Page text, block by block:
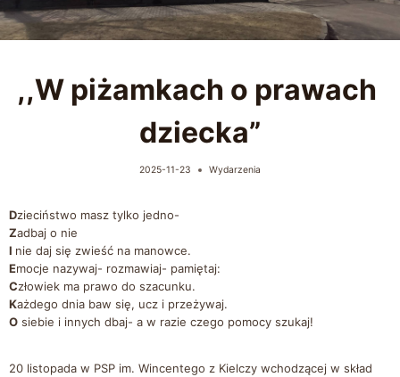
,,W piżamkach o prawach
dziecka”
2025-11-23 Wydarzenia
Dzieciństwo masz tylko jedno-
Zadbaj o nie
I nie daj się zwieść na manowce.
Emocje nazywaj- rozmawiaj- pamiętaj:
Człowiek ma prawo do szacunku.
Każdego dnia baw się, ucz i przeżywaj.
O siebie i innych dbaj- a w razie czego pomocy szukaj!
20 listopada w PSP im. Wincentego z Kielczy wchodzącej w skład